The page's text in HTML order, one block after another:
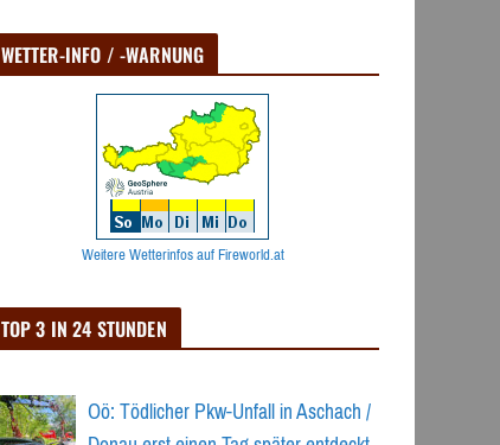
WETTER-INFO / -WARNUNG
Weitere Wetterinfos auf Fireworld.at
TOP 3 IN 24 STUNDEN
Oö: Tödlicher Pkw-Unfall in Aschach /